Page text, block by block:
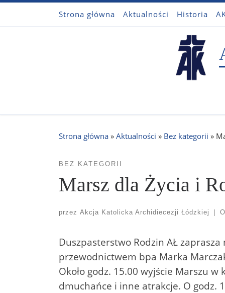
Przejdź do treściStrona główna Aktualności Historia
Strona główna » Aktualności » Bez kategorii »
BEZ KATEGORII
Marsz dla Życia i
przez Akcja Katolicka Archidiecezji Łódzkiej
Duszpasterstwo Rodzin AŁ zaprasza
przewodnictwem bpa Marka
Około godz. 15.00 wyjście Marszu
dmuchańce i inne atrakcje. O godz.